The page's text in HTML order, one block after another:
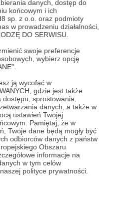
danych, dostęp do
końcowym i ich
sp. z o.o. oraz podmioty
w prowadzeniu działalności,
DO SERWISU.
swoje preferencje
wybierz opcję
ją wycofać w
gdzie jest także
sprostowania,
danych, a także w
ustawień Twojej
Pamiętaj, że w
Twoje dane będą mogły być
odbiorców danych z państw
Obszaru
informacje na
w tym celów
polityce prywatności.
i chcesz wesprzeć
oraz promocji
publicznego
stronie
ciekawych artykułów i
numerem
Przystanek Dolny
pracowało kilkunastu
Nawet jeśli nie
opis